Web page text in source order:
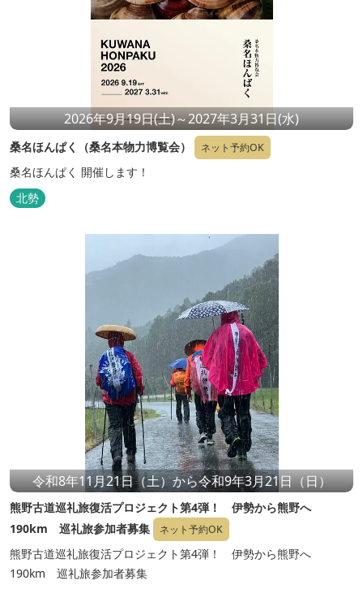
2026年9月19日(土)～2027年3月31日(水)
桑名ほんぱく（桑名本物力博覧会） ネット予約OK
桑名ほんぱく 開催します！
北勢
令和8年11月21日（土）から令和9年3月21日（日）
熊野古道巡礼旅復活プロジェクト第4弾！ 伊勢から熊野へ
190km 巡礼旅参加者募集
ネット予約OK
熊野古道巡礼旅復活プロジェクト第4弾！ 伊勢から熊野へ
190km 巡礼旅参加者募集